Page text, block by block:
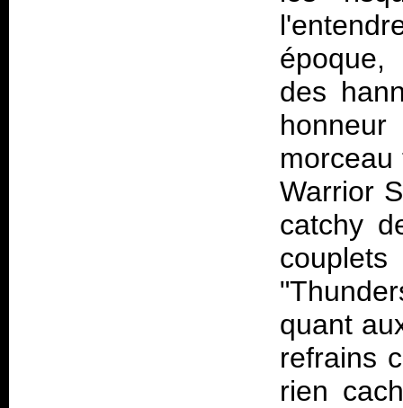
des
Warrior
catchy
quant
refrains
rien